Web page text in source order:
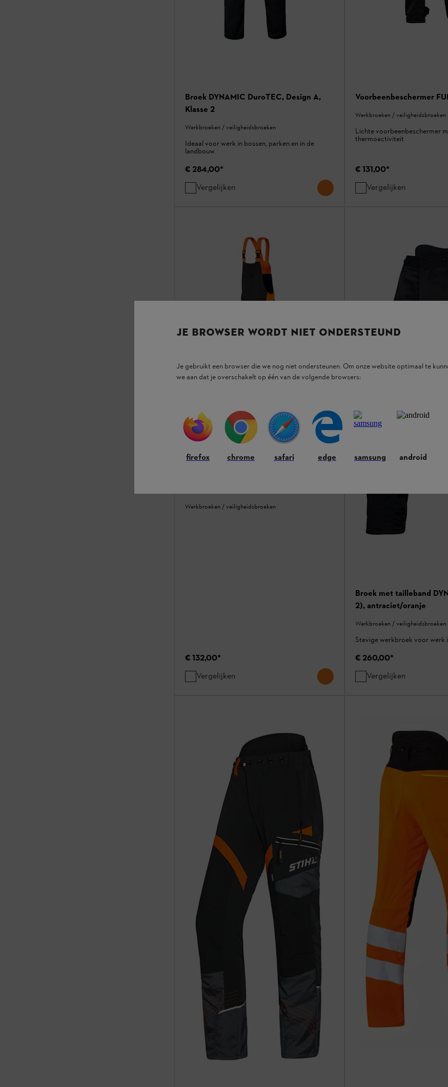
Broek DYNAMIC DuroTEC, Design A,
Klasse 2
Werkbroeken / veiligheidsbroeken
Ideaal voor werk in bossen, parken en in de
landbouw
€ 284,00*
Vergelijken
Voorbeenbeschermer
Werkbroeken / veiligheidsbroeken
Lichte voorbeenbeschermer
thermoactiviteit
€ 131,00*
Vergelijken
Werkbroeken / veiligheidsbroeken
€ 132,00*
Vergelijken
Broek met tailleband
2), antraciet/oranje
Werkbroeken / veiligheidsbroeken
Stevige werkbroek voor werk
€ 260,00*
Vergelijken
JE BROWSER WORDT NIET ONDERSTEUND
Je gebruikt een browser die we nog niet ondersteunen. Om onze website optimaal te
we aan dat je overschakelt op één van de volgende browsers:
firefox chrome safari edge samsung android